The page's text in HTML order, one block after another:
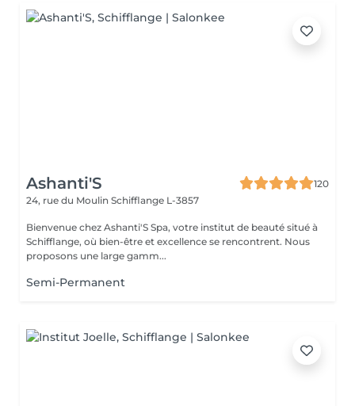
Ashanti'S
120
24, rue du Moulin Schifflange L-3857
Bienvenue chez Ashanti'S Spa, votre institut de beauté situé à
Schifflange, où bien-être et excellence se rencontrent. Nous
proposons une large gamm...
Semi-Permanent